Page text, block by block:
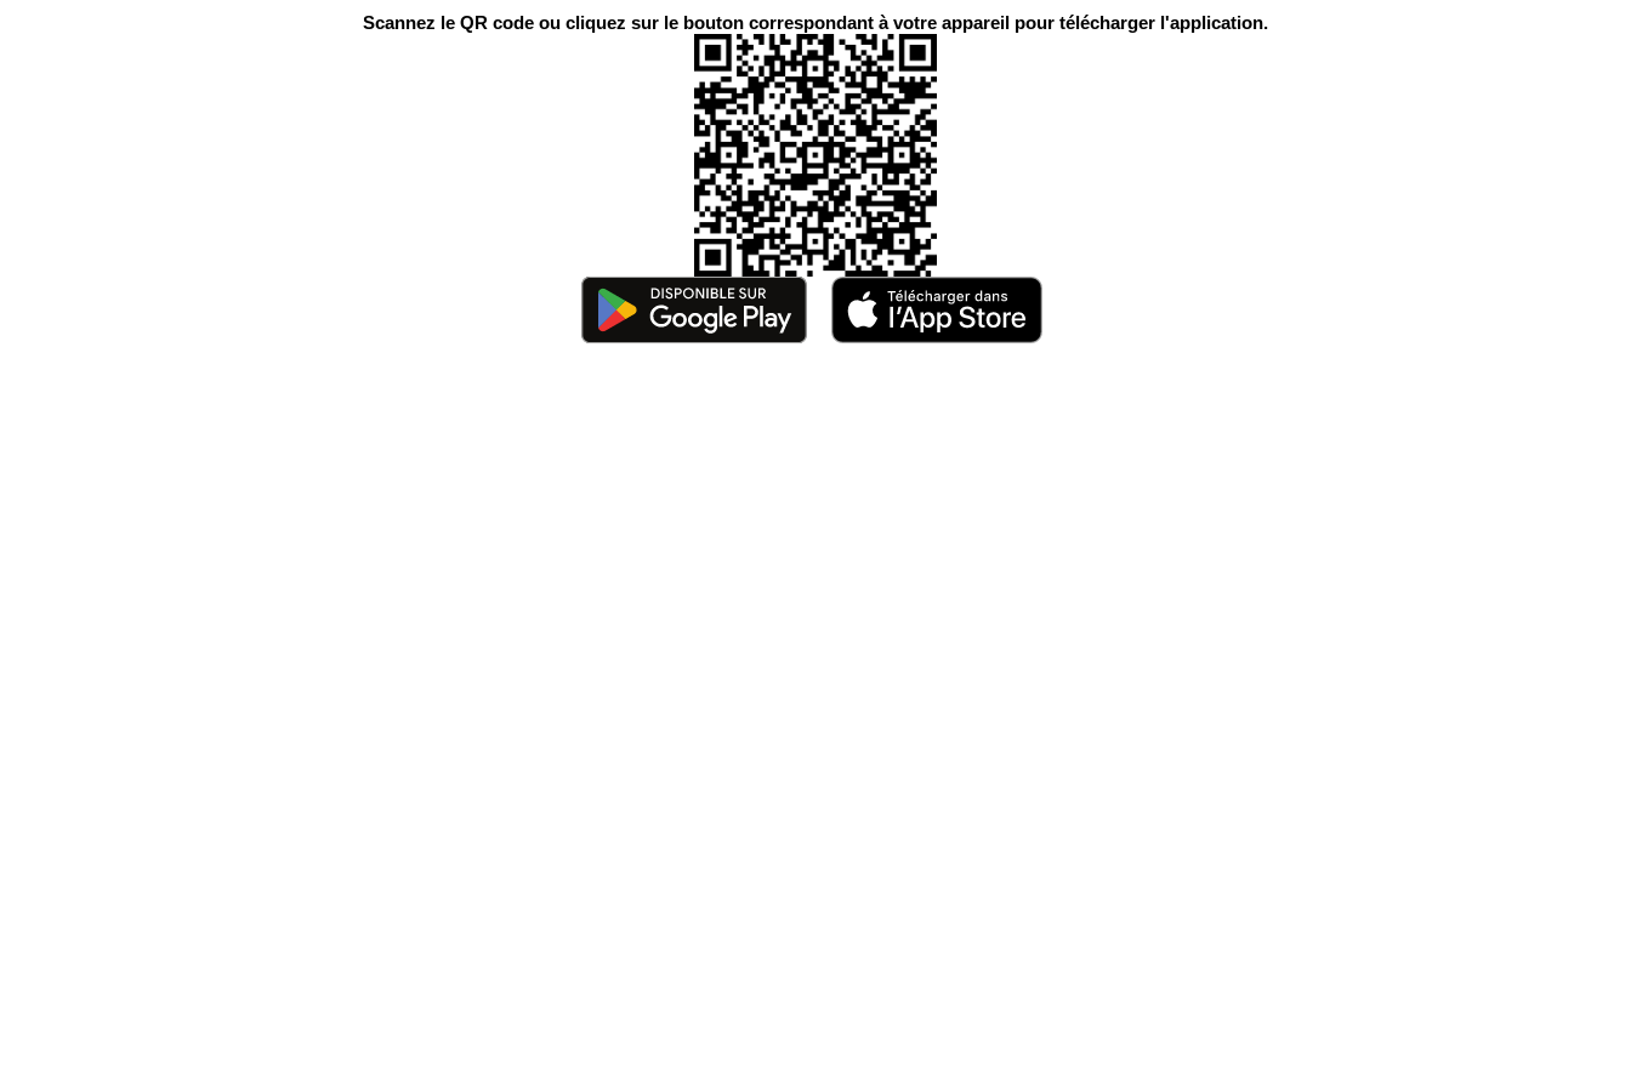
Scannez le QR code ou cliquez sur le bouton correspondant à votre appareil pour télécharger l'application.